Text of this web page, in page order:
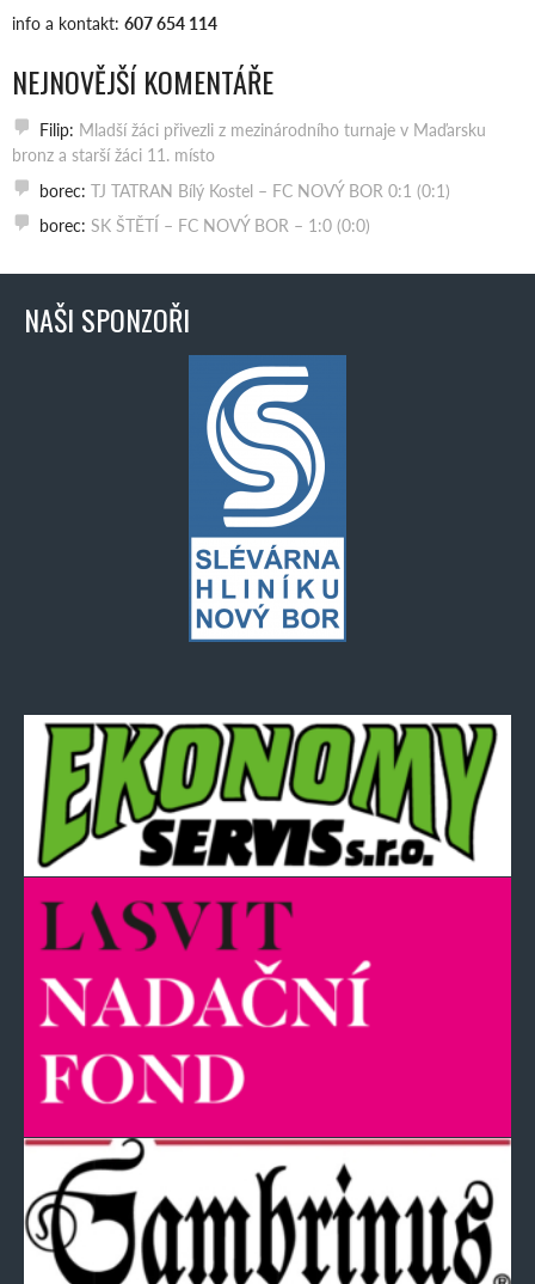
info a kontakt: 607 654 114
NEJNOVĚJŠÍ KOMENTÁŘE
Filip: Mladší žáci přivezli z mezinárodního turnaje v Maďarsku
bronz a starší žáci 11. místo
borec: TJ TATRAN Bílý Kostel – FC NOVÝ BOR 0:1 (0:1)
borec: SK ŠTĚTÍ – FC NOVÝ BOR – 1:0 (0:0)
NAŠI SPONZOŘI